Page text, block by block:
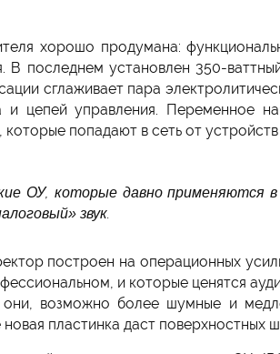
хорошо продумана:
В последнем установлен 350-
сглаживает пара
и цепей управления. Переменное
попадают в сеть от
ОУ, которые давно применяются
звук.
построен на операционных
и которые ценятся
возможно более шумные и
новая пластинка даст поверхностных